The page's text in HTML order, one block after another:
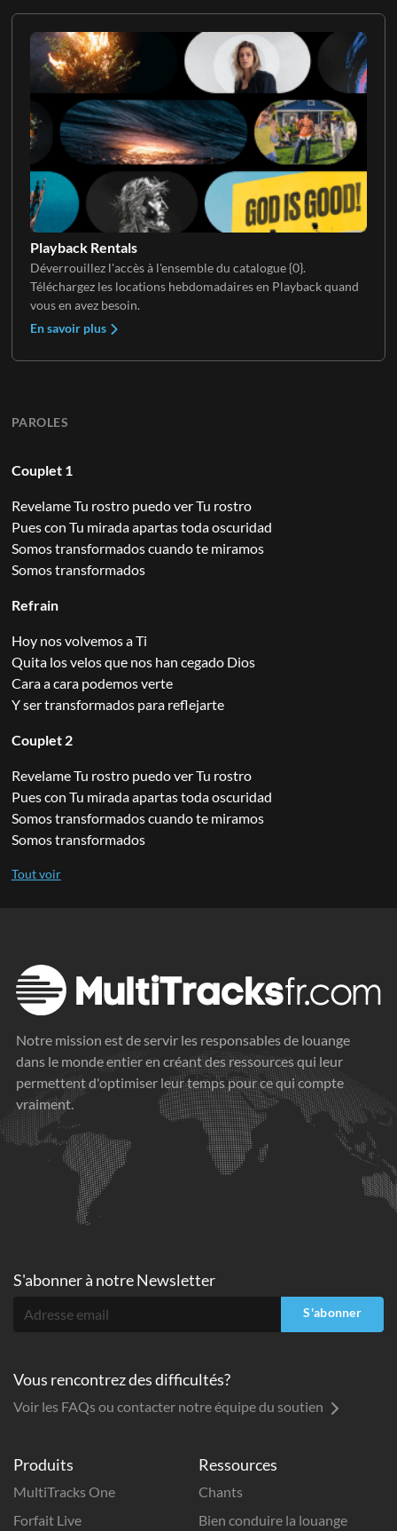
Playback Rentals
Déverrouillez l'accès à l'ensemble du catalogue {0}.
Téléchargez les locations hebdomadaires en Playback quand
vous en avez besoin.
En savoir plus
PAROLES
Couplet 1
Revelame Tu rostro puedo ver Tu rostro
Pues con Tu mirada apartas toda oscuridad
Somos transformados cuando te miramos
Somos transformados
Refrain
Hoy nos volvemos a Ti
Quita los velos que nos han cegado Dios
Cara a cara podemos verte
Y ser transformados para reflejarte
Couplet 2
Revelame Tu rostro puedo ver Tu rostro
Pues con Tu mirada apartas toda oscuridad
Somos transformados cuando te miramos
Somos transformados
Notre mission est de servir les responsables de louange
dans le monde entier en créant des ressources qui leur
permettent d'optimiser leur temps pour ce qui compte
vraiment.
Produits
MultiTracks One
Forfait Live
Ressources
Chants
Bien conduire la louange
S'abonner à notre Newsletter
S'abonner
Vous rencontrez des difficultés?
Voir les FAQs ou contacter notre équipe du soutien